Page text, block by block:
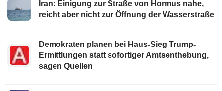
Iran: Einigung zur Straße von Hormus nahe,
reicht aber nicht zur Öffnung der Wasserstraße
Demokraten planen bei Haus-Sieg Trump-
Ermittlungen statt sofortiger Amtsenthebung,
sagen Quellen